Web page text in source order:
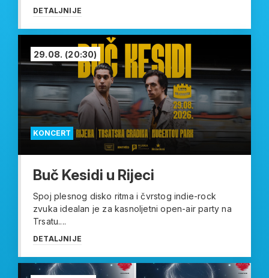
DETALJNIJE
KONCERT
29.08. (20:30)
Buč Kesidi u Rijeci
Spoj plesnog disko ritma i čvrstog indie-rock
zvuka idealan je za kasnoljetni open-air party na
Trsatu....
DETALJNIJE